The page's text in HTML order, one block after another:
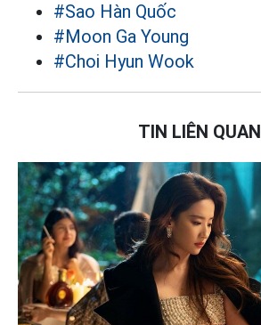
#Sao Hàn Quốc
#Moon Ga Young
#Choi Hyun Wook
TIN LIÊN QUAN